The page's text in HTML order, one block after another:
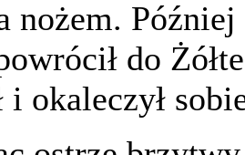
nożem.
do
i okaleczył